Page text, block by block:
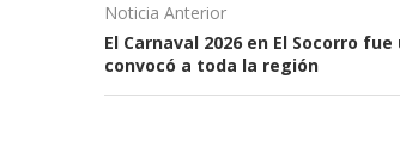
Noticia Anterior
El Carnaval 2026 en El Socorro
convocó a toda la región